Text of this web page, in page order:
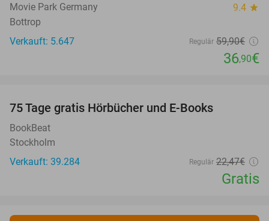
Movie Park Germany 9.4 star
Bottrop
Verkauft: 5.647
Regulär 59,90€
36,90€
75 Tage gratis Hörbücher und E-Books
BookBeat
Stockholm
Verkauft: 39.284
Regulär 22,47€
Gratis